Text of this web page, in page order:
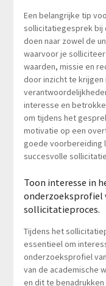
Een belangrijke tip
sollicitatiegesprek bij
doen naar zowel de
waarvoor je
waarden, missie en
door inzicht te krijgen
interesse en
om tijdens het
motivatie op een
goede voorbereiding
succesvolle sollicitatie
Toon interesse in
onderzoeksprofiel
sollicitatieproces.
Tijdens het
essentieel om
onderzoeksprofiel
van de academische
en dit te